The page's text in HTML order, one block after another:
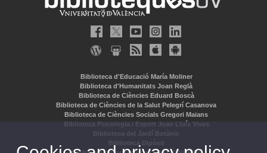
Biblioteca d'Educació María Moliner
Biblioteca d'Humanitats Joan Reglà
Biblioteca de Ciències Eduard Boscà
Biblioteca de Ciències de la Salut Pelegrí Casanova
Biblioteca de Ciències Socials Gregori Maians
Biblioteca Psicologia i Esport Joan Lluís Vives
Biblioteca del Jardí Botànic
Biblioteca Dipòsit